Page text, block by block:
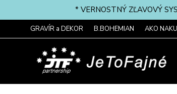
* VERNOSTNÝ ZĽAVOVÝ
GRAVÍR a DEKOR B.BOHEMIAN AKO